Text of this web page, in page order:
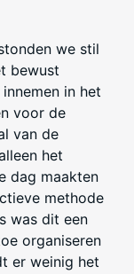
we stil
bewust
in het
voor de
van de
het
dag maakten
methode
was dit een
organiseren
er weinig het